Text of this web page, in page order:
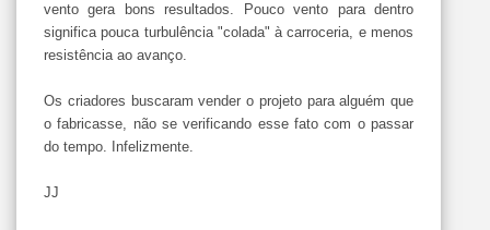
vento gera bons resultados. Pouco vento para dentro
significa pouca turbulência "colada" à carroceria, e menos
resistência ao avanço.
Os criadores buscaram vender o projeto para alguém que
o fabricasse, não se verificando esse fato com o passar
do tempo. Infelizmente.
JJ